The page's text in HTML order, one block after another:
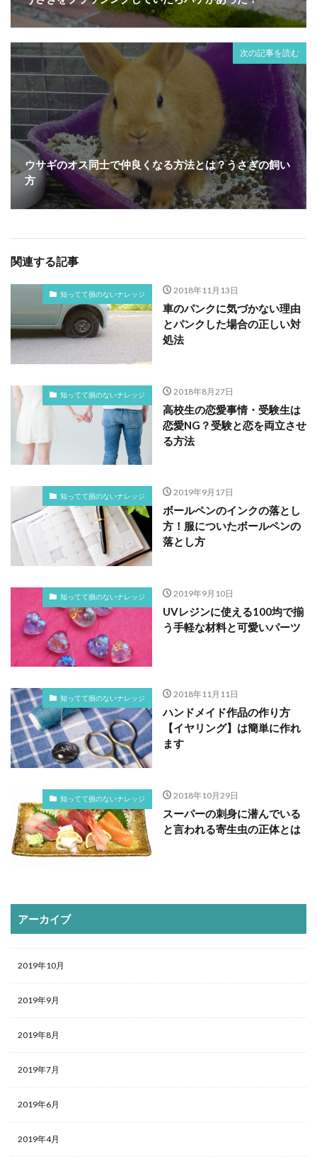
次の記事を読む
ウサギのオス同士で仲良くなる方法とは？うさぎの飼い
方
関連する記事
知ってて損のないナレッジ 2018年11月13日
車のパンクに気づかない理由
とパンクした場合の正しい対
処法
知ってて損のないナレッジ 2018年8月27日
高校生の恋愛事情・受験生は
恋愛NG？受験と恋を両立させ
る方法
知ってて損のないナレッジ 2019年9月17日
ボールペンのインクの落とし
方！服についたボールペンの
落とし方
知ってて損のないナレッジ 2019年9月10日
UVレジンに使える100均で揃
う手軽な材料と可愛いパーツ
知ってて損のないナレッジ 2018年11月11日
ハンドメイド作品の作り方
【イヤリング】は簡単に作れ
ます
知ってて損のないナレッジ 2018年10月29日
スーパーの刺身に潜んでいる
と言われる寄生虫の正体とは
アーカイブ
2019年10月
2019年9月
2019年8月
2019年7月
2019年6月
2019年4月